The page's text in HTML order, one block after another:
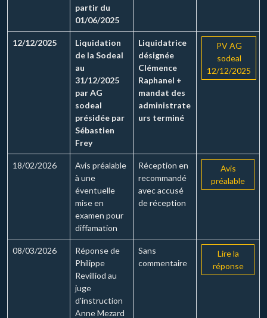
partir du
01/06/2025
12/12/2025
Liquidation
de la Sodeal
au
31/12/2025
par AG
sodeal
présidée par
Sébastien
Frey
Liquidatrice
désignée
Clémence
Raphanel +
mandat des
administrate
urs terminé
PV AG
sodeal
12/12/2025
18/02/2026
Avis préalable
à une
éventuelle
mise en
examen pour
diffamation
Réception en
recommandé
avec accusé
de réception
Avis
préalable
08/03/2026
Réponse de
Philippe
Revilliod au
juge
d'instruction
Anne Mezard
Sans
commentaire
Lire la
réponse